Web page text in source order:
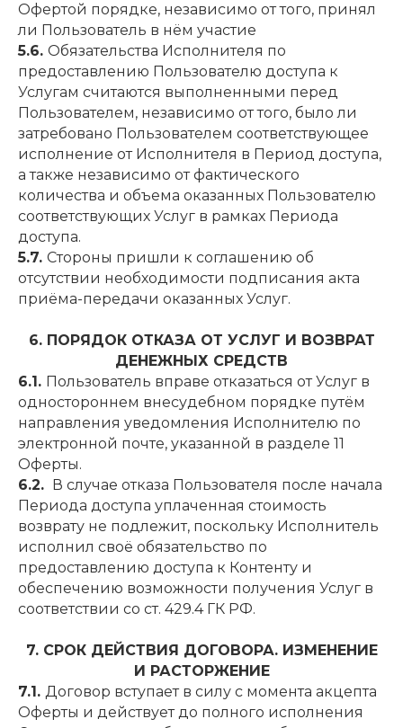
Офертой порядке, независимо от того, принял
ли Пользователь в нём участие
5.6. Обязательства Исполнителя по
предоставлению Пользователю доступа к
Услугам считаются выполненными перед
Пользователем, независимо от того, было ли
затребовано Пользователем соответствующее
исполнение от Исполнителя в Период доступа,
а также независимо от фактического
количества и объема оказанных Пользователю
соответствующих Услуг в рамках Периода
доступа.
5.7. Стороны пришли к соглашению об
отсутствии необходимости подписания акта
приёма-передачи оказанных Услуг.
6. ПОРЯДОК ОТКАЗА ОТ УСЛУГ И ВОЗВРАТ
ДЕНЕЖНЫХ СРЕДСТВ
6.1. Пользователь вправе отказаться от Услуг в
одностороннем внесудебном порядке путём
направления уведомления Исполнителю по
электронной почте, указанной в разделе 11
Оферты.
6.2. В случае отказа Пользователя после начала
Периода доступа уплаченная стоимость
возврату не подлежит, поскольку Исполнитель
исполнил своё обязательство по
предоставлению доступа к Контенту и
обеспечению возможности получения Услуг в
соответствии со ст. 429.4 ГК РФ.
7. СРОК ДЕЙСТВИЯ ДОГОВОРА. ИЗМЕНЕНИЕ
И РАСТОРЖЕНИЕ
7.1. Договор вступает в силу с момента акцепта
Оферты и действует до полного исполнения